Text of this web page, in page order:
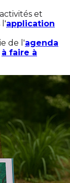
et
l'application
de l'agenda
à faire à